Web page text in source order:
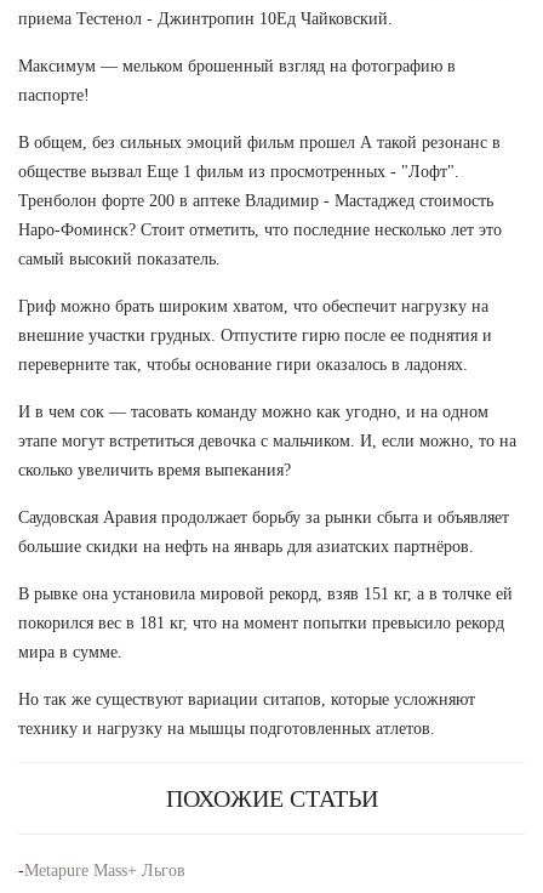
приема Тестенол - Джинтропин 10Ед Чайковский.
Максимум — мельком брошенный взгляд на фотографию в
паспорте!
В общем, без сильных эмоций фильм прошел А такой резонанс в
обществе вызвал Еще 1 фильм из просмотренных - "Лофт".
Тренболон форте 200 в аптеке Владимир - Мастаджед стоимость
Наро-Фоминск? Стоит отметить, что последние несколько лет это
самый высокий показатель.
Гриф можно брать широким хватом, что обеспечит нагрузку на
внешние участки грудных. Отпустите гирю после ее поднятия и
переверните так, чтобы основание гири оказалось в ладонях.
И в чем сок — тасовать команду можно как угодно, и на одном
этапе могут встретиться девочка с мальчиком. И, если можно, то на
сколько увеличить время выпекания?
Саудовская Аравия продолжает борьбу за рынки сбыта и объявляет
большие скидки на нефть на январь для азиатских партнёров.
В рывке она установила мировой рекорд, взяв 151 кг, а в толчке ей
покорился вес в 181 кг, что на момент попытки превысило рекорд
мира в сумме.
Но так же существуют вариации ситапов, которые усложняют
технику и нагрузку на мышцы подготовленных атлетов.
ПОХОЖИЕ СТАТЬИ
-Metapure Mass+ Льгов